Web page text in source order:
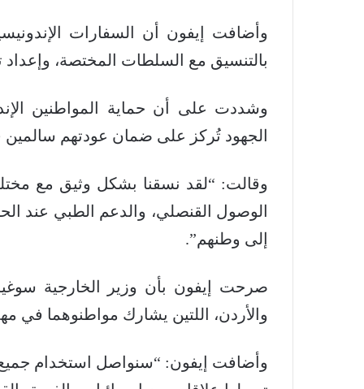
وأضافت إيفون أن السفارات
بالتنسيق مع السلطات المختصة، وإعداد
وشددت على أن حماية المواطنين
الجهود تُركز على ضمان عودتهم
وقالت: “لقد نسقنا بشكل وثيق مع
الوصول القنصلي، والدعم الطبي عند
إلى وطنهم”.
صرحت إيفون بأن وزير الخارجية
والأردن، اللتين يشارك مواطنوهما في
وأضافت إيفون: “سنواصل استخدام جميع